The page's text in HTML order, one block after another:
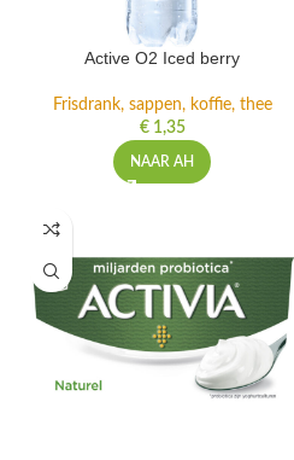
Active O2 Iced berry
Frisdrank, sappen, koffie, thee
€1,35
NAAR AH